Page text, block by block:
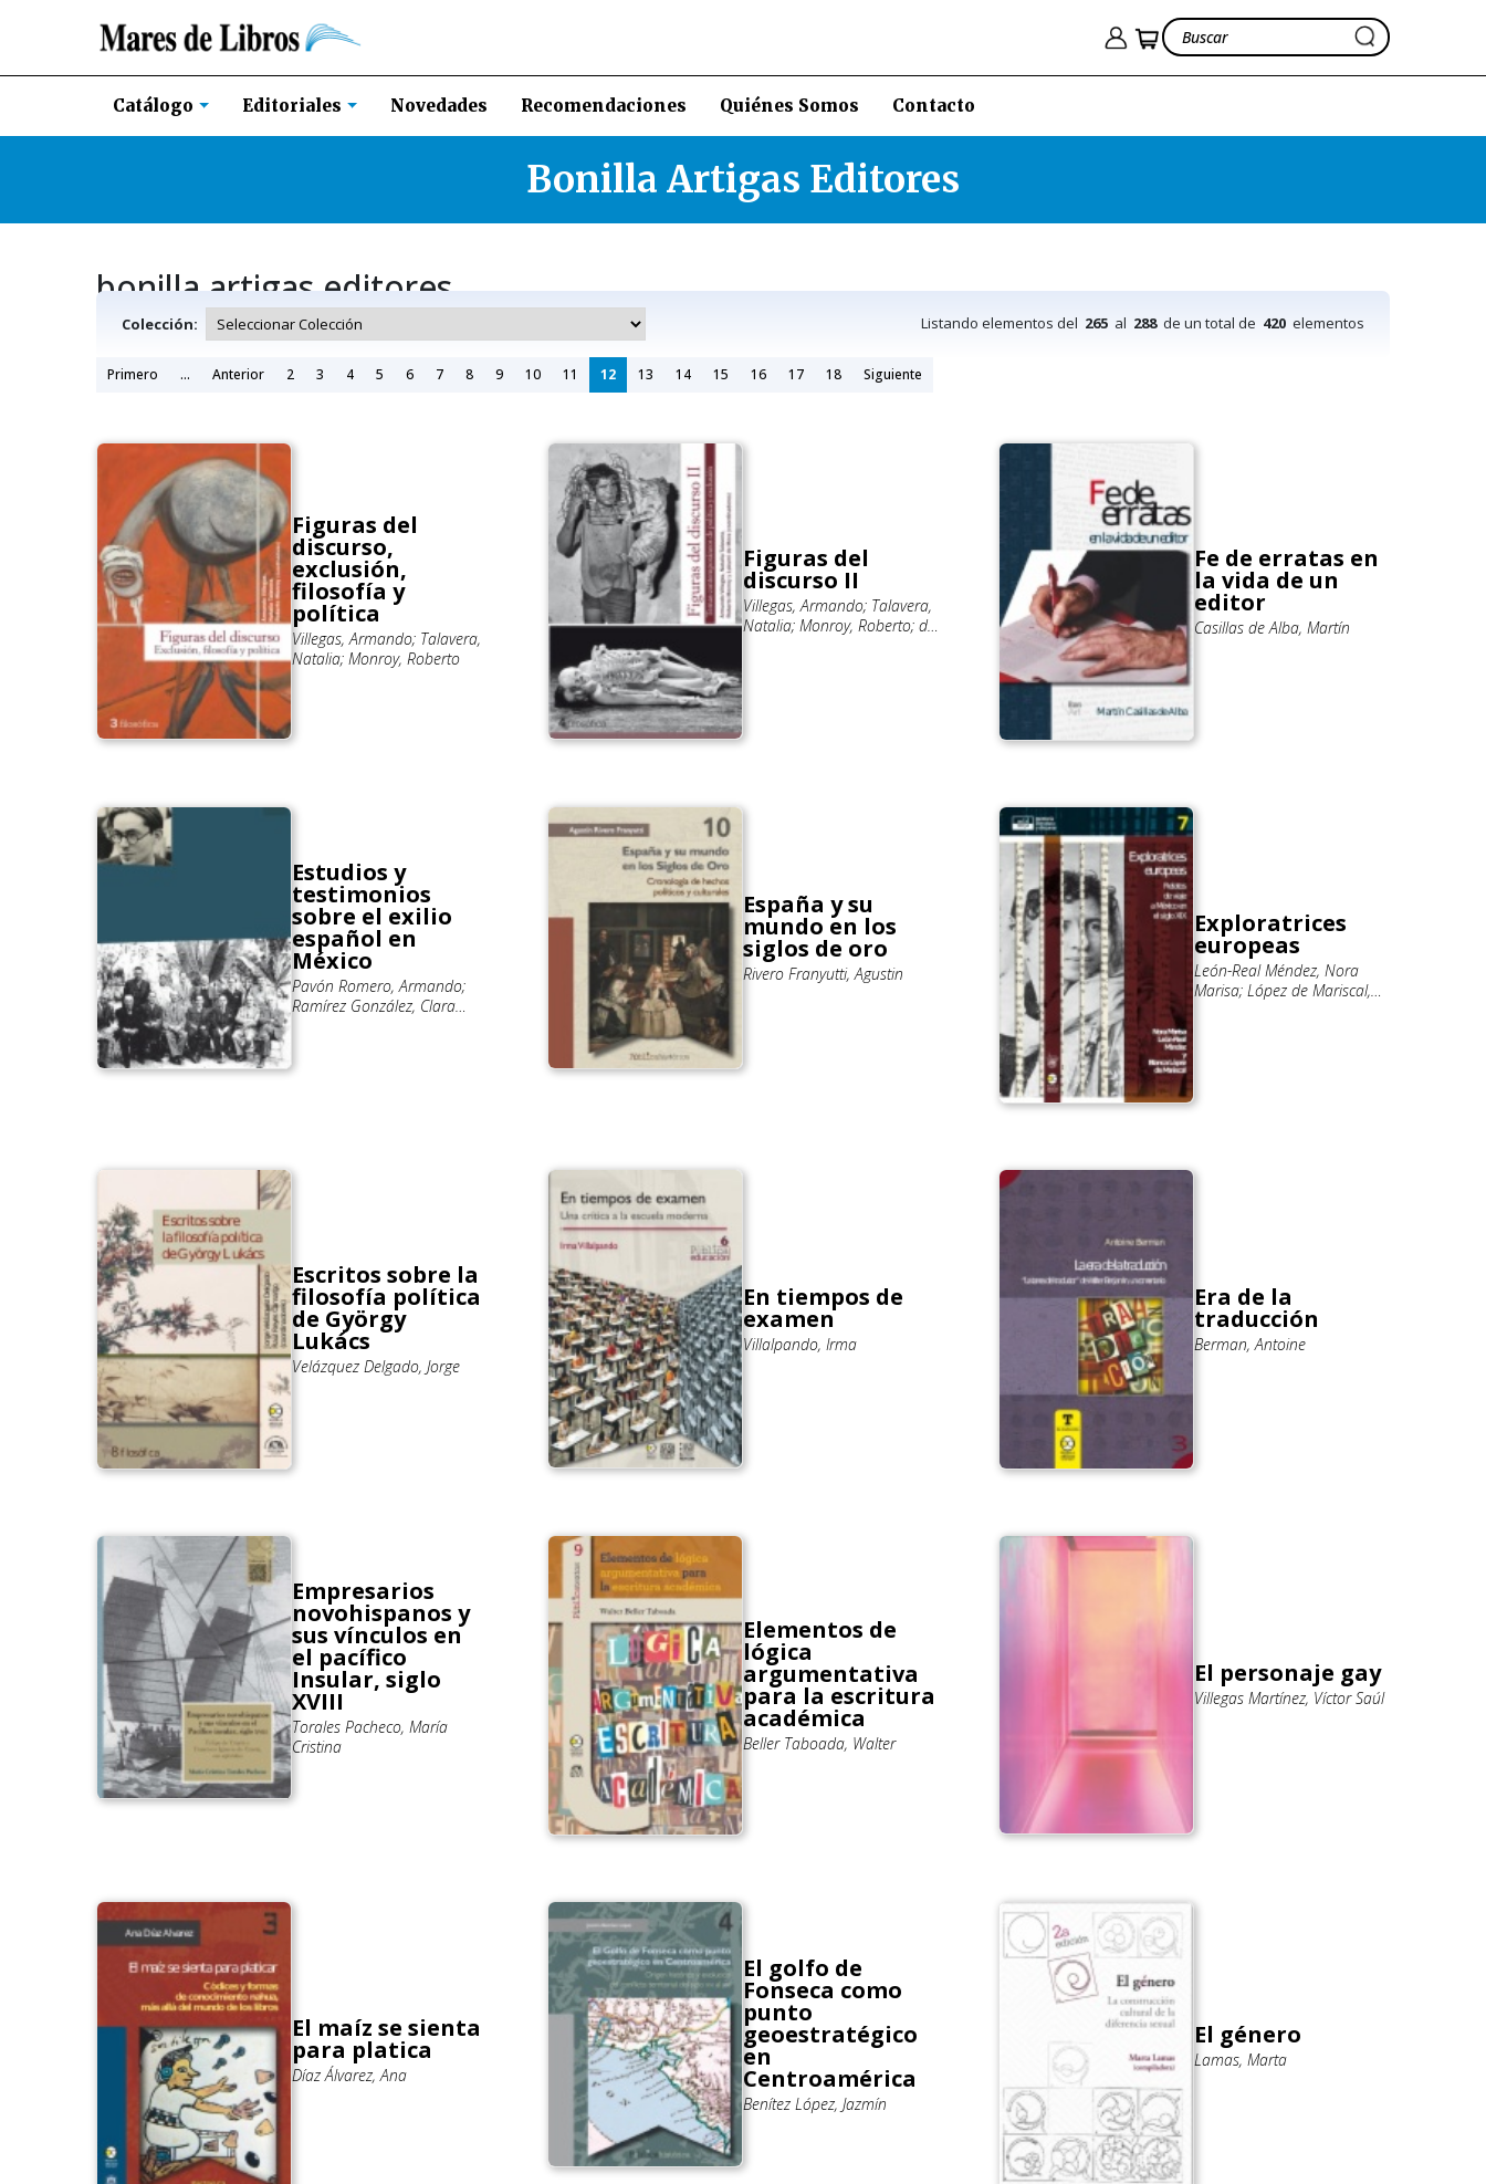
Catálogo Editoriales Novedades Recomendaciones Quiénes Somos Contacto
Bonilla Artigas Editores
bonilla artigas editores
Colección: Listando elementos del 265 al 288de un total de 420 elementos
Primero ... Anterior 2 3 4 5 6 7 8 9 10 11 12 13 14 15 16 17 18 Siguiente
Figuras del
discurso,
exclusión,
filosofía y
política
Villegas, Armando; Talavera,
Natalia; Monroy, Roberto
Figuras del
discurso II
Villegas, Armando; Talavera,
Natalia; Monroy, Roberto; de
Fe de erratas en
la vida de un
editor
Casillas de Alba, Martín
Estudios y
testimonios
sobre el exilio
español en
México
Pavón Romero, Armando;
Ramírez González, Clara
España y su
mundo en los
siglos de oro
Rivero Franyutti, Agustin
Exploratrices
europeas
León-Real Méndez, Nora
Marisa; López de Mariscal,
Escritos sobre la
filosofía política
de György
Lukács
Velázquez Delgado, Jorge
En tiempos de
examen
Villalpando, Irma
Era de la
traducción
Berman, Antoine
Empresarios
novohispanos y
sus vínculos en
el pacífico
Insular, siglo
XVIII
Torales Pacheco, María
Cristina
Elementos de
lógica
argumentativa
para la escritura
académica
Beller Taboada, Walter
El personaje gay
Villegas Martínez, Víctor Saúl
El maíz se sienta
para platica
Díaz Álvarez, Ana
El golfo de
Fonseca como
punto
geoestratégico
en
Centroamérica
Benítez López, Jazmín
El género
Lamas, Marta